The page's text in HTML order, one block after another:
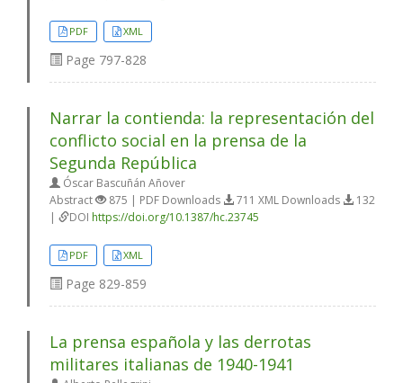
PDF XML
Page 797-828
Narrar la contienda: la representación del
conflicto social en la prensa de la
Segunda República
Óscar Bascuñán Añover
Abstract
875 | PDF Downloads 711 XML Downloads
132
|
DOI https://doi.org/10.1387/hc.23745
PDF XML
Page 829-859
La prensa española y las derrotas
militares italianas de 1940-1941